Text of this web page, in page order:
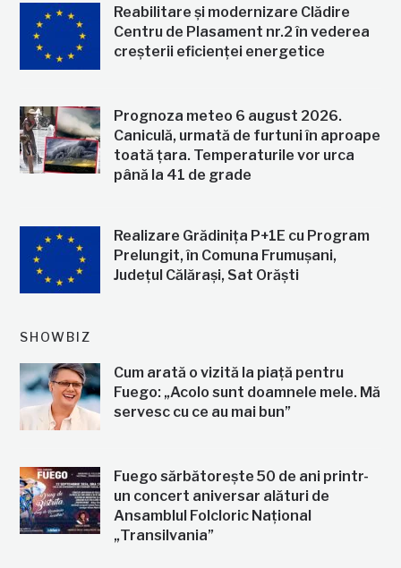
Reabilitare și modernizare Clădire
Centru de Plasament nr.2 în vederea
creșterii eficienței energetice
Prognoza meteo 6 august 2026.
Caniculă, urmată de furtuni în aproape
toată țara. Temperaturile vor urca
până la 41 de grade
Realizare Grădinița P+1E cu Program
Prelungit, în Comuna Frumușani,
Județul Călărași, Sat Orăști
SHOWBIZ
Cum arată o vizită la piață pentru
Fuego: „Acolo sunt doamnele mele. Mă
servesc cu ce au mai bun”
Fuego sărbătorește 50 de ani printr-
un concert aniversar alături de
Ansamblul Folcloric Național
„Transilvania”